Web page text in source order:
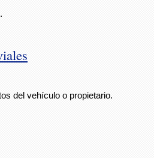
del vehículo o propietario.